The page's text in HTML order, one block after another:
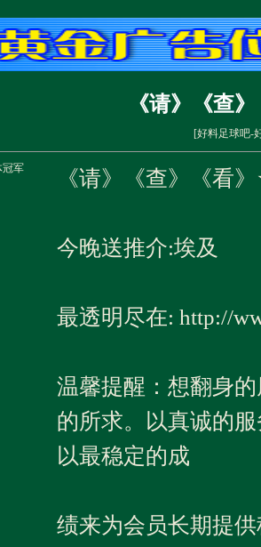
《请》《查
[好料足球吧-
冠军 《请》《查》《
今晚送推介:埃及
最透明尽在: http://
温馨提醒：想翻身
的所求。以真诚的
以最稳定的成
绩来为会员长期提